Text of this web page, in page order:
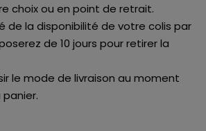
choix ou en point de retrait.
de la disponibilité de votre colis par
de 10 jours pour retirer la
le mode de livraison au moment